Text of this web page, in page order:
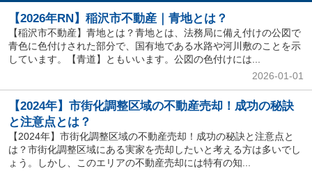
【2026年RN】稲沢市不動産｜青地とは？
【稲沢市不動産】青地とは？青地とは、法務局に備え付けの公図で
青色に色付けされた部分で、国有地である水路や河川敷のことを示
しています。【青道】ともいいます。公図の色付けには...
2026-01-01
【2024年】市街化調整区域の不動産売却！成功の秘訣
と注意点とは？
【2024年】市街化調整区域の不動産売却！成功の秘訣と注意点と
は？市街化調整区域にある実家を売却したいと考える方は多いでし
ょう。しかし、このエリアの不動産売却には特有の知...